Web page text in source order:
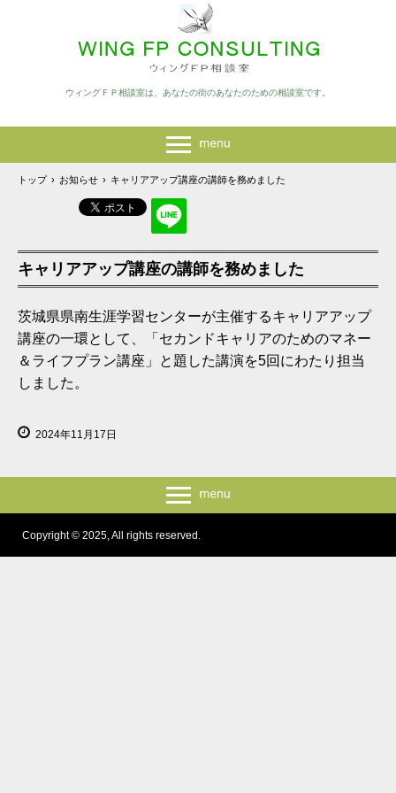
ウィングＦＰ相談室は、あなたの街のあなたのための相談室です。
トップ › お知らせ › キャリアアップ講座の講師を務めました
キャリアアップ講座の講師を務めました
茨城県県南生涯学習センターが主催するキャリアアップ
講座の一環として、「セカンドキャリアのためのマネー
＆ライフプラン講座」と題した講演を5回にわたり担当
しました。
2024年11月17日
Copyright © 2025, All rights reserved.